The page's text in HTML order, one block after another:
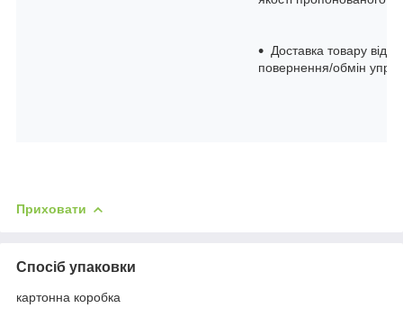
Доставка товару
повернення/обмін
Приховати
Спосіб упаковки
картонна коробка